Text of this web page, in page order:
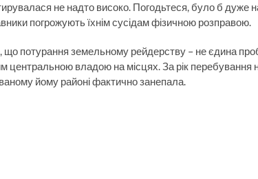
не надто високо. Погодьтеся, було б дуже
погрожують їхнім сусідам фізичною розправою.
що потурання земельному рейдерству – не єдина
центральною владою на місцях. За рік перебування
йому районі фактично занепала.